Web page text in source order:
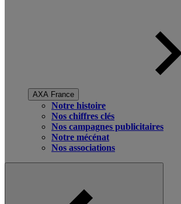
AXA France
Notre histoire
Nos chiffres clés
Nos campagnes publicitaires
Notre mécénat
Nos associations